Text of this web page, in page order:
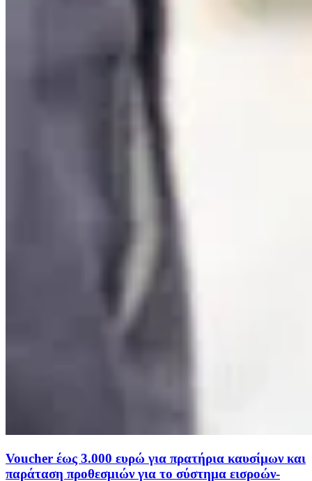
Voucher έως 3.000 ευρώ για πρατήρια καυσίμων και
παράταση προθεσμιών για το σύστημα εισροών-